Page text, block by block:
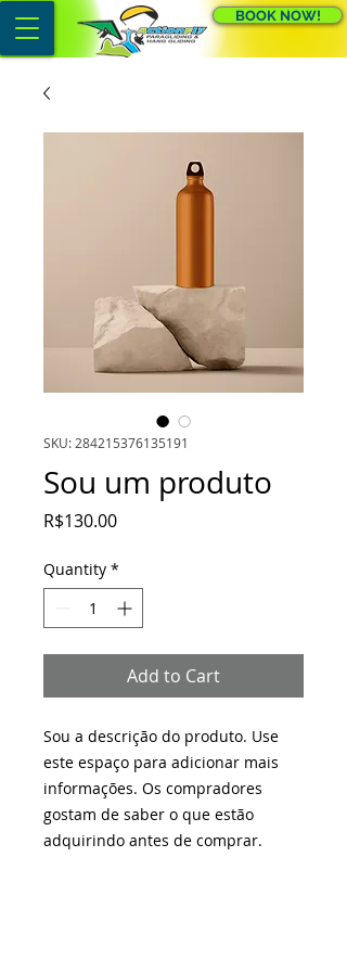
BOOK NOW!
SKU: 284215376135191
Sou um produto
R$130.00Price
Quantity *
Add to Cart
Sou a descrição do produto. Use
este espaço para adicionar mais
informações. Os compradores
gostam de saber o que estão
adquirindo antes de comprar.